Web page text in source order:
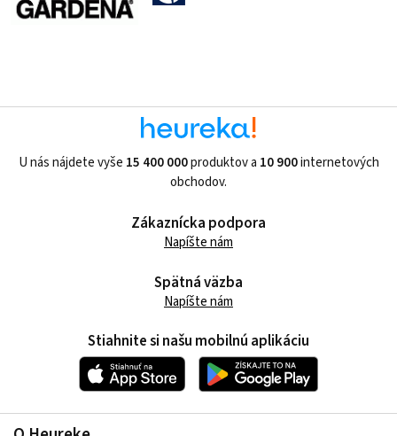
U nás nájdete vyše 15 400 000produktov a 10 900internetových
obchodov.
Zákaznícka podpora
Napíšte nám
Spätná väzba
Napíšte nám
Stiahnite si našu mobilnú aplikáciu